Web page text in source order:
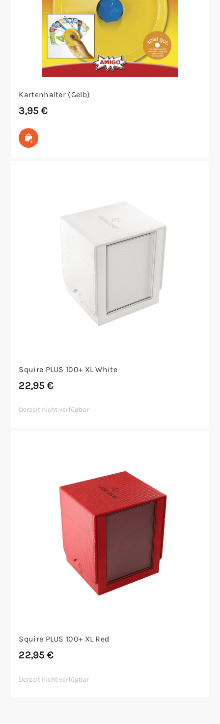
Kartenhalter (Gelb)
3,95 €
In den Warenkorb
Squire PLUS 100+ XL White
22,95€
Derzeit nicht verfügbar
Squire PLUS 100+ XL Red
22,95€
Derzeit nicht verfügbar